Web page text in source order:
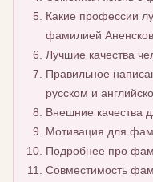
Какие профессии
фамилией
Лучшие качества
Правильное
русском и
Внешние качества
Мотивация для
Подробнее про
Совместимость